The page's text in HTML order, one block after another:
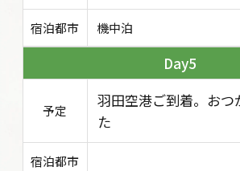
宿泊都市 機中泊
5
予定
羽田空港ご到着。おつ
た
宿泊都市